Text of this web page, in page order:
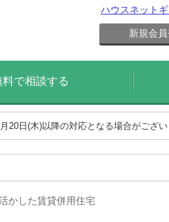
ハウスネット
新規会
料で相談する
20日(木)以降の対応となる場合がござい
かした賃貸併用住宅